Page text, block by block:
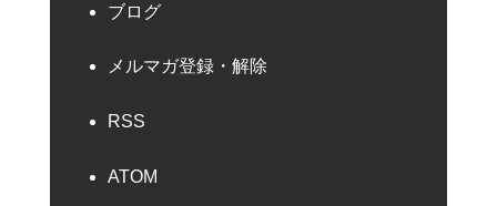
ブログ
メルマガ登録・解除
RSS
ATOM